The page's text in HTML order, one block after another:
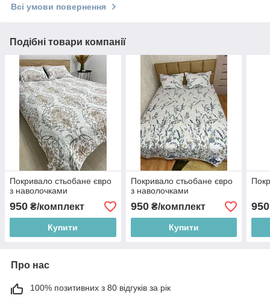
Всі умови повернення
Подібні товари компанії
Покривало стьобане євро
з наволочками
950 ₴/комплект
Купити
Покривало стьобане євро
з наволочками
950₴/комплект
Купити
950
Про нас
100% позитивних з 80 відгуків за рік